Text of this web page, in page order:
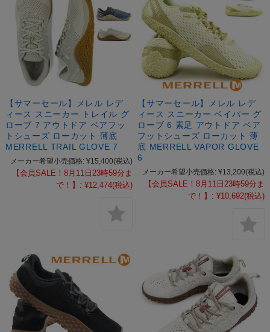
【サマーセール】メレル レデ
ィース スニーカー トレイル グ
ローブ 7 アウトドア ベアフッ
トシューズ ローカット 薄底
MERRELL TRAIL GLOVE 7
メーカー希望小売価格: ¥15,400(税込)
【会員SALE！8月11日23時59分ま
で！】: ¥12,474(税込)
【サマーセール】メレル レデ
ィース スニーカー ベイパー グ
ローブ 6 素足 アウトドア ベア
フットシューズ ローカット 薄
底 MERRELL VAPOR GLOVE
6
メーカー希望小売価格: ¥13,200(税込)
【会員SALE！8月11日23時59分ま
で！】: ¥10,692(税込)